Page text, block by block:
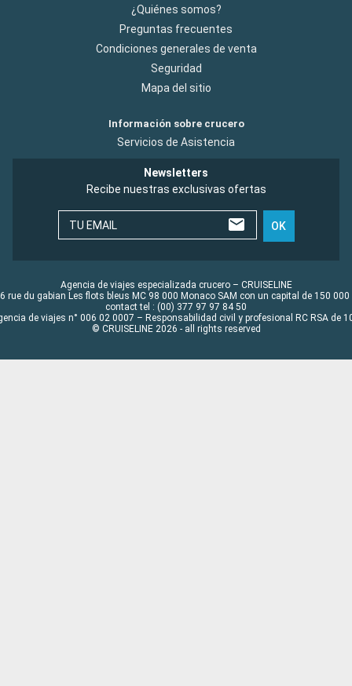
¿Quiénes somos?
Preguntas frecuentes
Condiciones generales de venta
Seguridad
Mapa del sitio
Información sobre crucero
Servicios de Asistencia
Newsletters
Recibe nuestras exclusivas ofertas
TU EMAIL OK
Agencia de viajes especializada crucero – CRUISELINE
rue du gabian Les flots bleus MC 98 000 Monaco SAM con un capital de 150 000
contact tel : (00) 377 97 97 84 50
de viajes n° 006 02 0007 – Responsabilidad civil y profesional RC RSA de
© CRUISELINE 2026 - all rights reserved